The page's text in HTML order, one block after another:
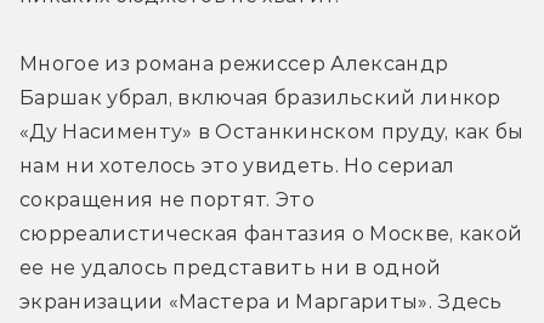
Многое из романа режиссер Александр
Баршак убрал, включая бразильский линкор
«Ду Насименту» в Останкинском пруду, как бы
нам ни хотелось это увидеть. Но сериал
сокращения не портят. Это
сюрреалистическая фантазия о Москве, какой
ее не удалось представить ни в одной
экранизации «Мастера и Маргариты». Здесь